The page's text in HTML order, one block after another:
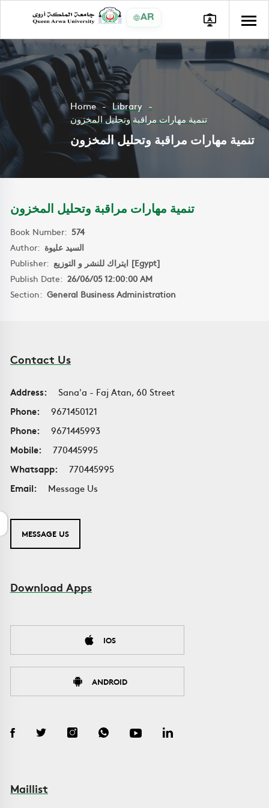
AR
Home
Library
تنمية مهارات مراقبة وتحليل المخزون
تنمية مهارات مراقبة وتحليل المخزون
تنمية مهارات مراقبة وتحليل المخزون
Book Number: 574
Author: السيد عليوة
Publisher:
ايتراك للنشر و التوزيع [Egypt]
Publish Date: 26/06/05 12:00:00 AM
Section: General Business Administration
Contact Us
Address:
Sana'a - Faj Atan, 60 Street
Phone:
9671450121
Phone:
9671445993
Mobile:
770445995
Whatsapp:
770445995
Email:
Message Us
MESSAGE US
Download Apps
IOS
ANDROID
Maillist